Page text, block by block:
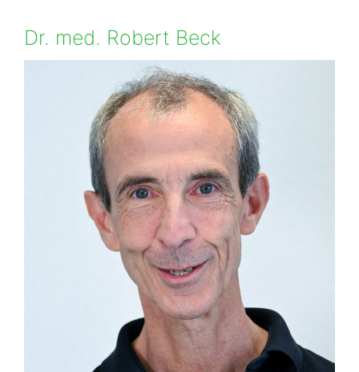
Dr. med. Robert Beck